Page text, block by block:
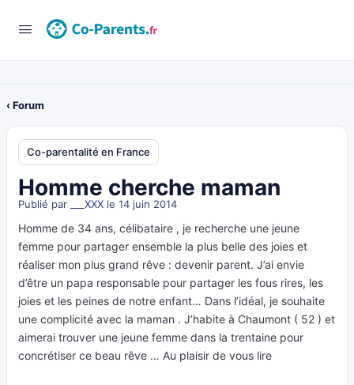
‹ Forum
Co-parentalité en France
Homme cherche maman
Publié par ___XXX le 14 juin 2014
Homme de 34 ans, célibataire , je recherche une jeune
femme pour partager ensemble la plus belle des joies et
réaliser mon plus grand rêve : devenir parent. J’ai envie
d’être un papa responsable pour partager les fous rires, les
joies et les peines de notre enfant… Dans l’idéal, je souhaite
une complicité avec la maman . J’habite à Chaumont ( 52 ) et
aimerai trouver une jeune femme dans la trentaine pour
concrétiser ce beau rêve … Au plaisir de vous lire